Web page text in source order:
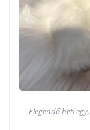
Elegendő heti